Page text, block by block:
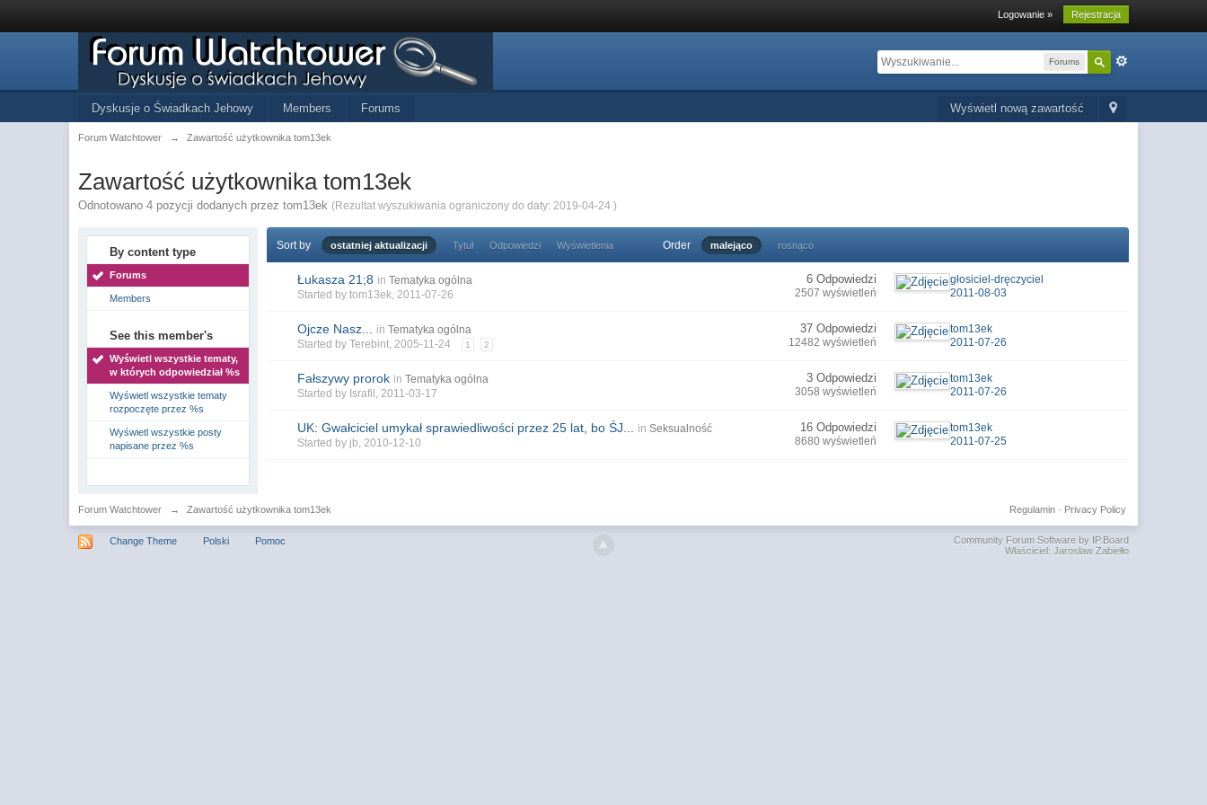
Logowanie » Rejestracja
Forums
Wyświetl nową zawartość
Dyskusje o Świadkach Jehowy Members Forums
Forum Watchtower → Zawartość użytkownika tom13ek
Zawartość użytkownika tom13ek
Odnotowano 4 pozycji dodanych przez tom13ek (Rezultat wyszukiwania ograniczony do daty: 2019-04-24 )
By content type
Forums
Members
See this member's
Wyświetl wszystkie tematy,
w których odpowiedział %s
Wyświetl wszystkie tematy
rozpoczęte przez %s
Wyświetl wszystkie posty
napisane przez %s
Sort by ostatniej aktualizacji Tytuł Odpowiedzi Wyświetlenia Order malejąco rosnąco
Łukasza 21;8 in Tematyka ogólna
Started bytom13ek, 2011-07-26
6 Odpowiedzi
2507 wyświetleń
głosiciel-dręczyciel
2011-08-03
Ojcze Nasz... in Tematyka ogólna
Started byTerebint, 2005-11-24 1 2
37 Odpowiedzi
12482 wyświetleń
tom13ek
2011-07-26
Fałszywy prorok in Tematyka ogólna
Started by Israfil , 2011-03-17
3 Odpowiedzi
3058 wyświetleń
tom13ek
2011-07-26
UK: Gwałciciel umykał sprawiedliwości przez 25 lat, bo ŚJ... in Seksualność
Started by jb, 2010-12-10
16 Odpowiedzi
8680 wyświetleń
tom13ek
2011-07-25
Forum Watchtower → Zawartość użytkownika tom13ek Privacy Policy
Regulamin·
Change Theme Polski Pomoc
Community Forum Software by IP.Board
Właściciel: Jarosław Zabiełło